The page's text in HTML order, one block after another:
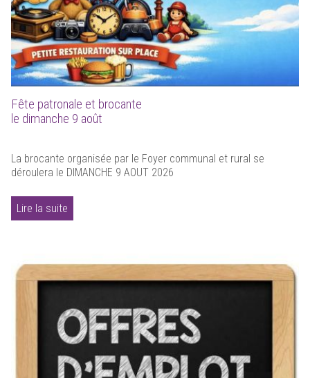
Fête patronale et brocante
le dimanche 9 août
La brocante organisée par le Foyer communal et rural se
déroulera le DIMANCHE 9 AOUT 2026
Lire la suite